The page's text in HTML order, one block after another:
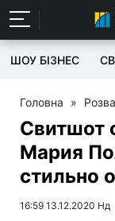
ШОУ БІЗНЕС
Головна »
Свитшот
Мария
стильно
16:59 13.12.2020 Нд